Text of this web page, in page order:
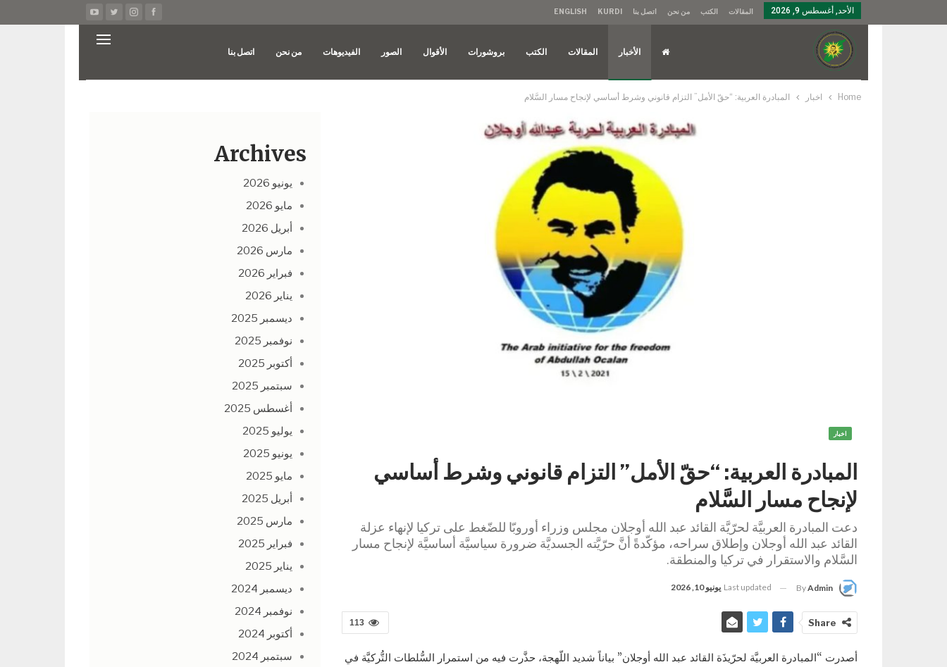
الأحد, أغسطس 9, 2026 المقالات الكتب من نحن اتصل بنا KURDI
ENGLISH
الأخبار المقالات الكتب بروشورات الأقوال الصور الفيديوهات من نحن اتصل بنا
Home اخبار المبادرة العربية: “حقّ الأمل” التزام قانوني وشرط أساسي لإنجاح مسار السَّلام
اخبار
المبادرة العربية: “حقّ الأمل” التزام قانوني وشرط أساسي
لإنجاح مسار السَّلام
دعت المبادرة العربيَّة لحرّيَّة القائد عبد الله أوجلان مجلس وزراء أوروبّا للضّغط على تركيا لإنهاء عزلة
القائد عبد الله أوجلان وإطلاق سراحه، مؤكّدةً أنَّ حرّيَّته الجسديَّة ضرورة سياسيَّة أساسيَّة لإنجاح مسار
السَّلام والاستقرار في تركيا والمنطقة.
ByAdmin
Last updated يونيو 10, 2026
113 Share
أصدرت “المبادرة العربيَّة لحرّيذَة القائد عبد الله أوجلان” بياناً شديد اللّهجة، حذَّرت فيه من استمرار السُّلطات التُّركيَّة في
Archives
يونيو 2026
مايو 2026
أبريل 2026
مارس 2026
فبراير 2026
يناير 2026
ديسمبر 2025
نوفمبر 2025
أكتوبر 2025
سبتمبر 2025
أغسطس 2025
يوليو 2025
يونيو 2025
مايو 2025
أبريل 2025
مارس 2025
فبراير 2025
يناير 2025
ديسمبر 2024
نوفمبر 2024
أكتوبر 2024
سبتمبر 2024